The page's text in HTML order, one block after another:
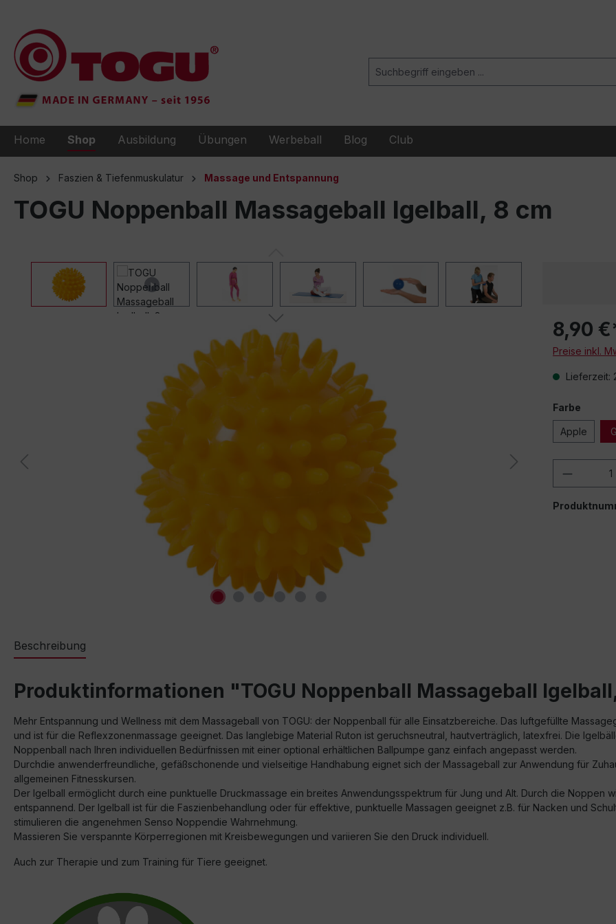
Home Shop Ausbildung Übungen Werbeball Blog Club
Shop Faszien & Tiefenmuskulatur Massage und Entspannung
TOGU Noppenball Massageball Igelball, 8 cm
Beim
8,90
Preise inkl.
Lieferzeit:
Farbe
Apple
Beschreibung
Produktinformationen "TOGU Noppenball Massageball
Mehr Entspannung und Wellness mit dem Massageball von TOGU: der Noppenball für alle Einsatzbereiche. Das luftgefüllte
und ist für die Reflexzonenmassage geeignet. Das langlebige Material Ruton ist geruchsneutral, hautverträglich, latexfrei. Die
Noppenball nach Ihren individuellen Bedürfnissen mit einer optional erhältlichen Ballpumpe ganz einfach angepasst werden.
Durchdie anwenderfreundliche, gefäßschonende und vielseitige Handhabung eignet sich der Massageball zur Anwendung für
allgemeinen Fitnesskursen.
Der Igelball ermöglicht durch eine punktuelle Druckmassage ein breites Anwendungsspektrum für Jung und Alt. Durch die
entspannend. Der Igelball ist für die Faszienbehandlung oder für effektive, punktuelle Massagen geeignet z.B. für Nacken und
stimulieren die angenehmen Senso Noppendie Wahrnehmung.
Massieren Sie verspannte Körperregionen mit Kreisbewegungen und variieren Sie den Druck individuell.
Auch zur Therapie und zum Training für Tiere geeignet.